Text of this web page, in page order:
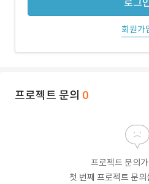
로그
회원가
프로젝트 문의 0
프로젝트 문의
첫 번째 프로젝트 문